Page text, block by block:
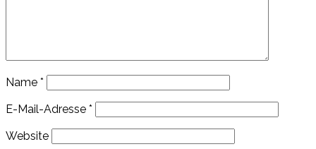
Name *
E-Mail-Adresse *
Website